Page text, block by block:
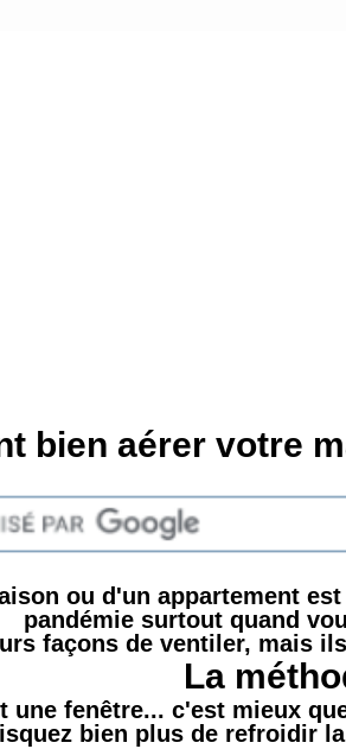
bien aérer votre
ou d'un appartement
pandémie surtout quand
façons de ventiler, mais
La
une fenêtre... c'est mieux
bien plus de refroidir